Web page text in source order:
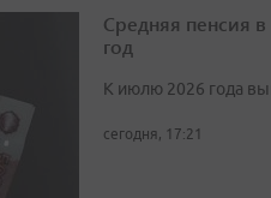
Средняя пенсия
год
К июлю 2026 года
сегодня, 17:21